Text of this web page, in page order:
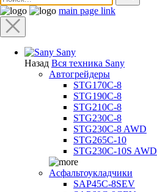
main page link
Sany
Назад Вся техника Sany
Автогрейдеры
STG170C-8
STG190C-8
STG210C-8
STG230C-8
STG230C-8 AWD
STG265C-10
STG230C-10S AWD
Асфальтоукладчики
SAP45С-8SEV